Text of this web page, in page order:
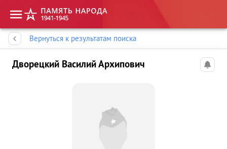
Вернуться к результатам поиска
Дворецкий Василий Архипович
Память народа